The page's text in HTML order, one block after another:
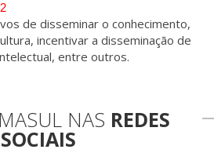
de disseminar o conhecimento,
incentivar a disseminação de
entre outros.
NAS REDES
SOCIAIS